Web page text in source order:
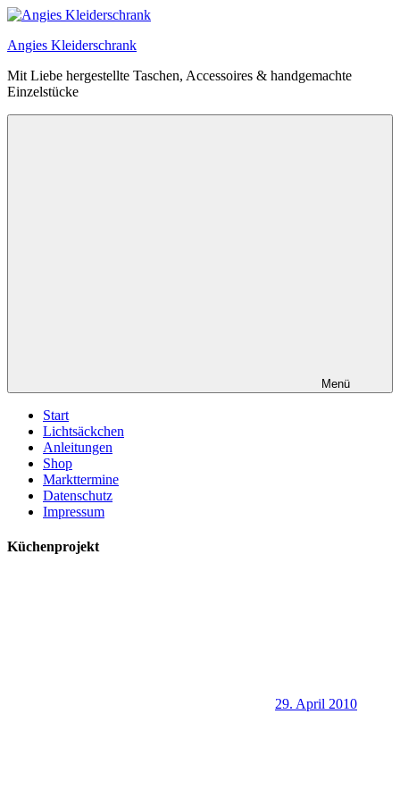
Zum
springen
Angies Kleiderschrank
Mit Liebe hergestellte Taschen, Accessoires & handgemachte
Einzelstücke
Menü
Start
Lichtsäckchen
Anleitungen
Shop
Markttermine
Datenschutz
Impressum
Küchenprojekt
29. April 2010